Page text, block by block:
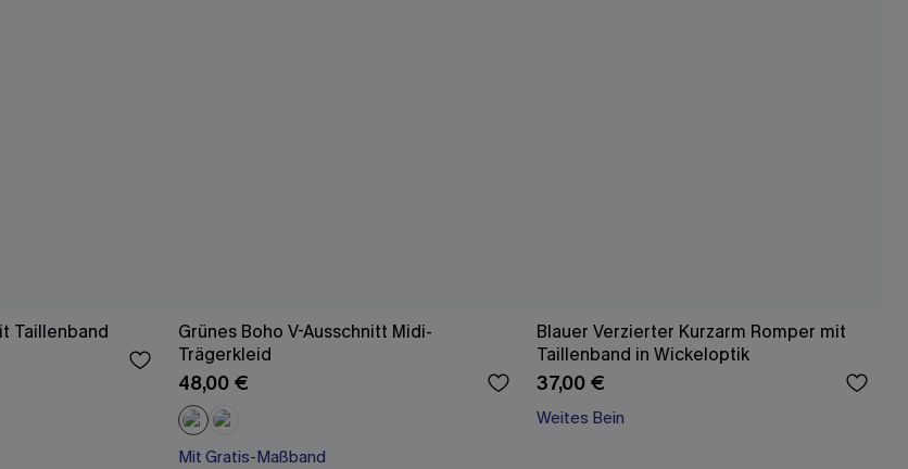
Taillenband
Grünes Boho V-Ausschnitt Midi-
Trägerkleid
48,00 €
Mit Gratis-Maßband
High waist
Blauer Verzierter Kurzarm Romper mit
Taillenband in Wickeloptik
37,00 €
Weites Bein